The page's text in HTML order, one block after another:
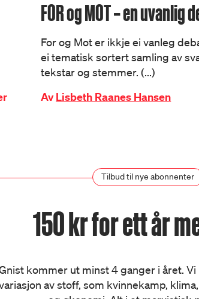
FOR og MOT – en uvanlig
For og Mot er ikkje ei vanleg
ei tematisk sortert samling av
tekstar og stemmer. (...)
AvLisbeth Raanes Hansen
Tilbud til nye abonnenter
150 kr for ett år
kommer ut minst 4 ganger i året.
av stoff, som kvinnekamp,